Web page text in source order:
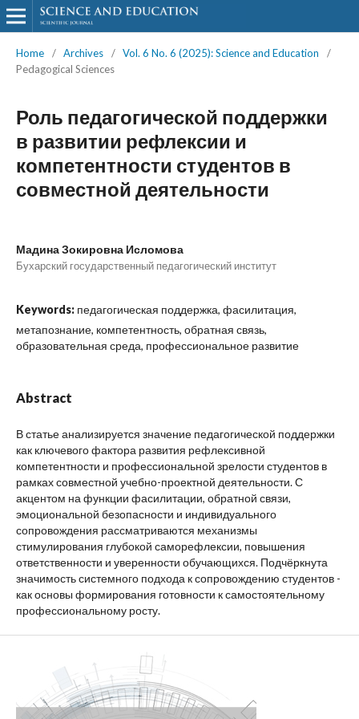
Home / Archives / Vol. 6 No. 6 (2025): Science and Education
/
Pedagogical Sciences
Роль педагогической поддержки
в развитии рефлексии и
компетентности студентов в
совместной деятельности
Мадина Зокировна Исломова
Бухарский государственный педагогический институт
Keywords: педагогическая поддержка, фасилитация,
метапознание, компетентность, обратная связь,
образовательная среда, профессиональное развитие
Abstract
В статье анализируется значение педагогической поддержки
как ключевого фактора развития рефлексивной
компетентности и профессиональной зрелости студентов в
рамках совместной учебно-проектной деятельности. С
акцентом на функции фасилитации, обратной связи,
эмоциональной безопасности и индивидуального
сопровождения рассматриваются механизмы
стимулирования глубокой саморефлексии, повышения
ответственности и уверенности обучающихся. Подчёркнута
значимость системного подхода к сопровождению студентов -
как основы формирования готовности к самостоятельному
профессиональному росту.